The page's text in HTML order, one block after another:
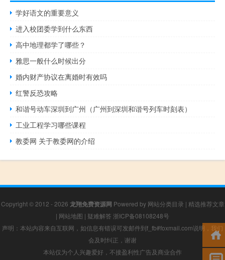
学好语文的重要意义
进入校团委学到什么东西
高中地理都学了哪些？
雅思一般什么时候出分
婚内财产协议在离婚时有效吗
红警反恐攻略
和谐号动车深圳到广州（广州到深圳和谐号列车时刻表）
工业工程学习哪些课程
教委网 关于教委网的介绍
Copyright © 2012 - 2026 龙翔免费资源网 Powered by 网站分类目录 | 精选推荐文章
| 网站地图 | 疑难解答 浙ICP备08108248号
声明：本站内容来自互联网，如信息有错误可发邮件到f_fb#foxmail.com说明，我们
会及时纠正，谢谢
本站仅为个人兴趣爱好，不接盈利性广告及商业合作